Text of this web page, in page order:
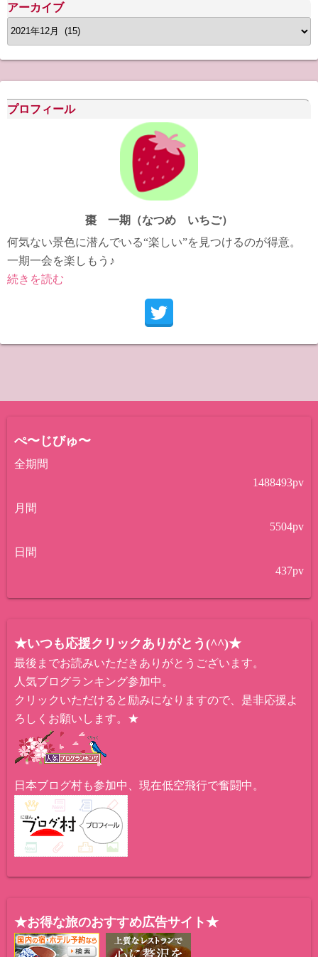
アーカイブ
ア
ー
カ
イ
ブ
プロフィール
棗 一期（なつめ いちご）
何気ない景色に潜んでいる“楽しい”を見つけるのが得意。
一期一会を楽しもう♪
続きを読む
ぺ〜じびゅ〜
全期間
1488493pv
月間
5504pv
日間
437pv
★いつも応援クリックありがとう(^^)★
最後までお読みいただきありがとうございます。
人気ブログランキング参加中。
クリックいただけると励みになりますので、是非応援よ
ろしくお願いします。★
日本ブログ村も参加中、現在低空飛行で奮闘中。
★お得な旅のおすすめ広告サイト★